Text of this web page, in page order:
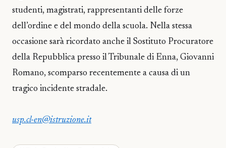
studenti, magistrati, rappresentanti delle forze
dell’ordine e del mondo della scuola. Nella stessa
occasione sarà ricordato anche il Sostituto Procuratore
della Repubblica presso il Tribunale di Enna, Giovanni
Romano, scomparso recentemente a causa di un
tragico incidente stradale.
usp.cl-en@istruzione.it